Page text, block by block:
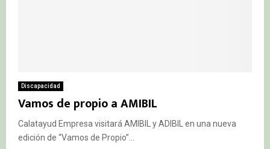
Discapacidad
Vamos de propio a AMIBIL
Calatayud Empresa visitará AMIBIL y ADIBIL en una nueva
edición de “Vamos de Propio”...